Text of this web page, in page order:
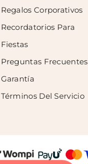
Regalos Corporativos
Recordatorios Para
Fiestas
Preguntas Frecuentes
Garantía
Términos Del Servicio